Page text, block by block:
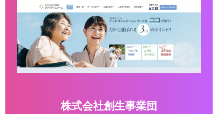
株式会社創生事業団